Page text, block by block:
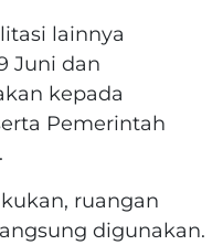
lainnya
Juni dan
kepada
Pemerintah
ruangan
digunakan.